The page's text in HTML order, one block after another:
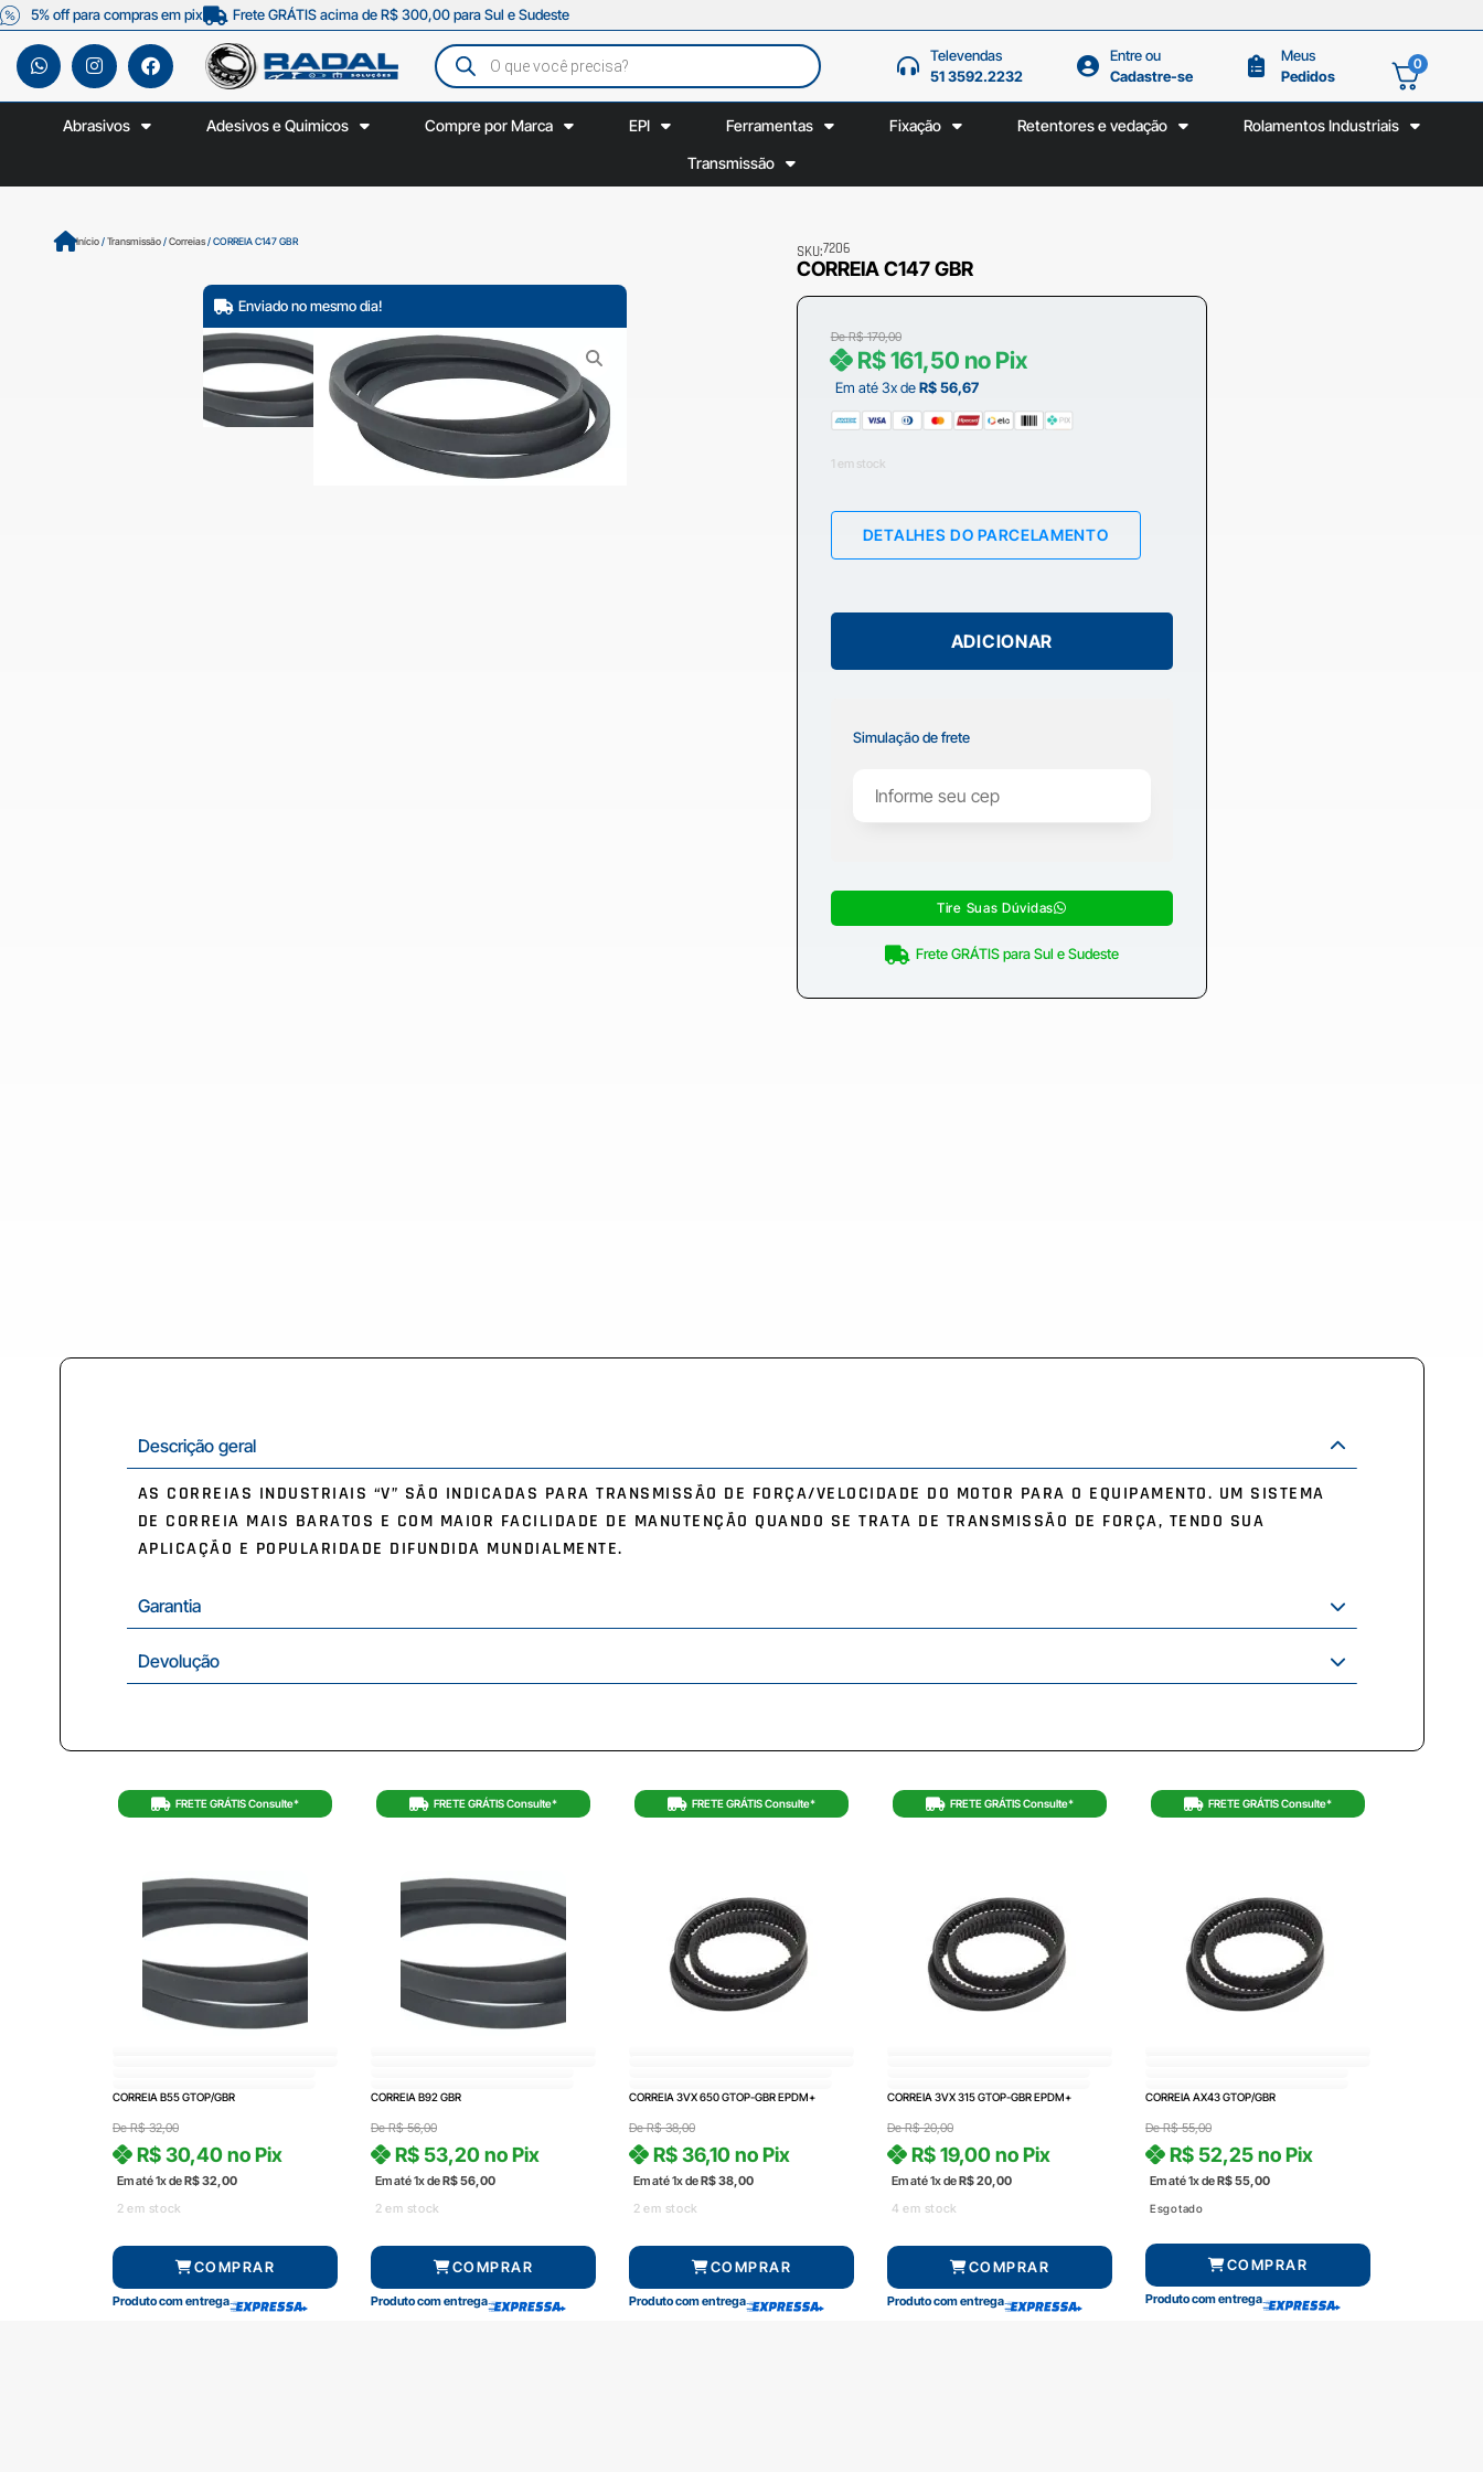
5% off para compras em pix Frete GRÁTIS acima de R$ 300,00 para Sul e Sudeste
Televendas
51 3592.2232
Entre ou
Cadastre-se
Meus
Pedidos
0
Abrasivos Adesivos e Quimicos Compre por Marca EPI Ferramentas Fixação Retentores e vedação
Rolamentos Industriais
Transmissão
Início/Transmissão/Correias/ CORREIA C147 GBR
Enviado no mesmo dia!
SKU:7206
CORREIA C147 GBR
DeR$170,00
Em até 3x deR$56,67
R$161,50 no Pix
1 em stock
DETALHES DO PARCELAMENTO
ADICIONAR
Simulação de frete
Tire Suas Dúvidas
Frete GRÁTIS para Sul e Sudeste
Descrição geral
AS CORREIAS INDUSTRIAIS “V” SÃO INDICADAS PARA TRANSMISSÃO DE FORÇA/VELOCIDADE DO MOTOR PARA O EQUIPAMENTO. UM SISTEMA
DE CORREIA MAIS BARATOS E COM MAIOR FACILIDADE DE MANUTENÇÃO QUANDO SE TRATA DE TRANSMISSÃO DE FORÇA, TENDO SUA
APLICAÇÃO E POPULARIDADE DIFUNDIDA MUNDIALMENTE.
Garantia
Devolução
FRETE GRÁTIS Consulte*
CORREIA B55 GTOP/GBR
DeR$32,00
Em até 1x deR$32,00
R$30,40 no Pix
2 em stock
COMPRAR
Produto com entrega
FRETE GRÁTIS Consulte*
CORREIA B92 GBR
DeR$56,00
Em até 1x deR$56,00
R$53,20 no Pix
2 em stock
COMPRAR
Produto com entrega
FRETE GRÁTIS Consulte*
CORREIA 3VX 650 GTOP-GBR EPDM+
DeR$38,00
Em até 1x deR$38,00
R$36,10 no Pix
2 em stock
COMPRAR
Produto com entrega
FRETE GRÁTIS Consulte*
CORREIA 3VX 315 GTOP-GBR EPDM+
DeR$20,00
Em até 1x deR$20,00
R$19,00 no Pix
4 em stock
COMPRAR
Produto com entrega
FRETE GRÁTIS Consulte*
CORREIA AX43 GTOP/GBR
DeR$55,00
Em até 1x deR$55,00
R$52,25 no Pix
Esgotado
COMPRAR
Produto com entrega